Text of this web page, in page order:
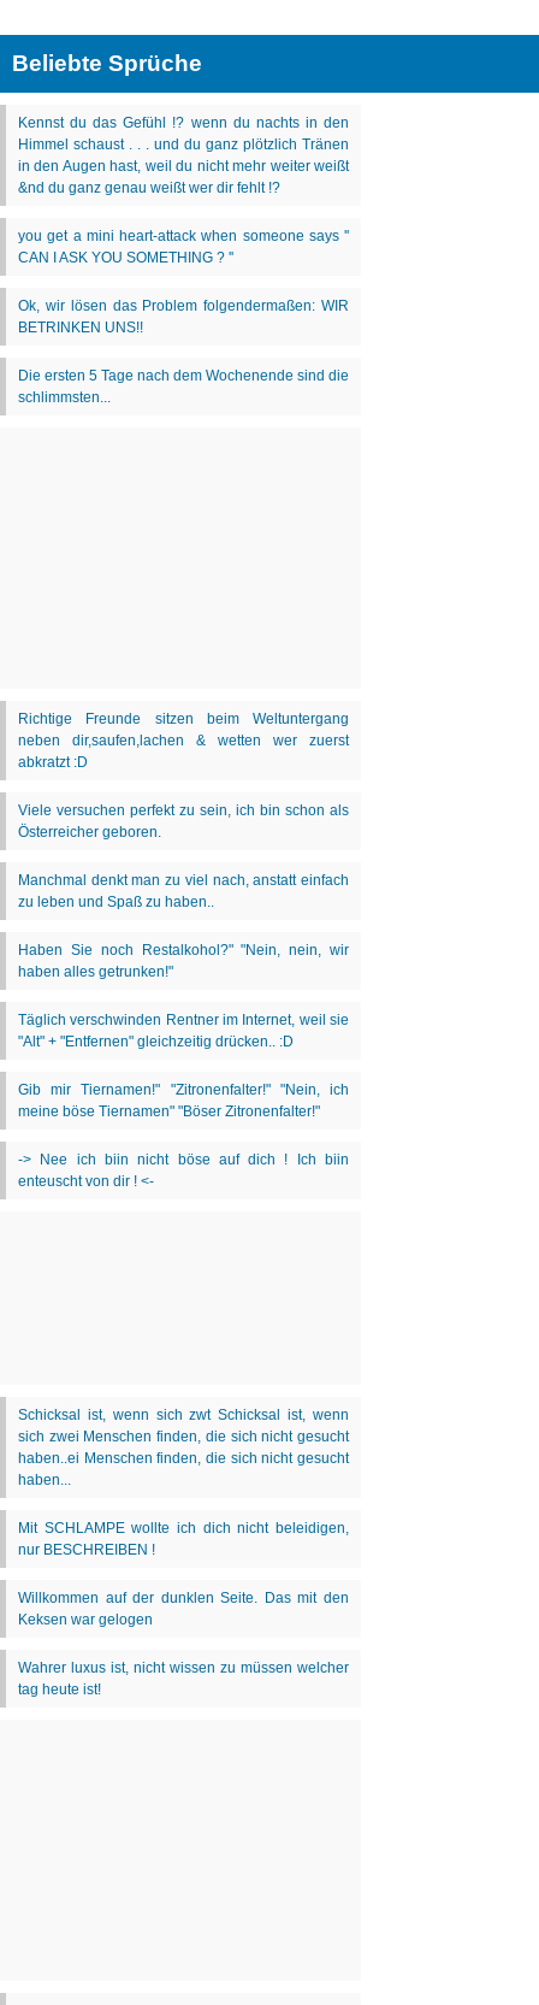
Beliebte Sprüche